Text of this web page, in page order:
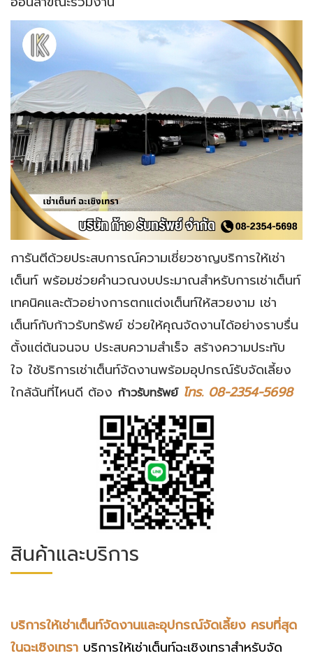
การันตีด้วยประสบการณ์ความเชี่ยวชาญบริการให้เช่า
เต็นท์ พร้อมช่วยคำนวณงบประมาณสำหรับการเช่าเต็นท์
เทคนิคและตัวอย่างการตกแต่งเต็นท์ให้สวยงาม เช่า
เต็นท์กับก้าวรับทรัพย์ ช่วยให้คุณจัดงานได้อย่างราบรื่น
ตั้งแต่ต้นจนจบ ประสบความสำเร็จ สร้างความประทับ
ใจ ใช้บริการเช่าเต็นท์จัดงานพร้อมอุปกรณ์รับจัดเลี้ยง
ใกล้ฉันที่ไหนดี ต้อง ก้าวรับทรัพย์ โทร. 08-2354-5698
สินค้าและบริการ
บริการให้เช่าเต็นท์จัดงานและอุปกรณ์จัดเลี้ยง ครบที่สุด
ในฉะเชิงเทรา บริการให้เช่าเต็นท์ฉะเชิงเทราสำหรับจัด